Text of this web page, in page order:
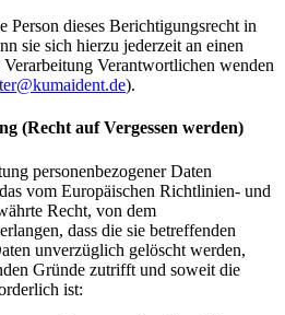
Person dieses Berichtigungsrecht in
sie sich hierzu jederzeit an einen
Verantwortlichen wenden
).
(Recht auf Vergessen werden)
personenbezogener Daten
vom Europäischen Richtlinien- und
Recht, von dem
dass die sie betreffenden
unverzüglich gelöscht werden,
Gründe zutrifft und soweit die
ist: